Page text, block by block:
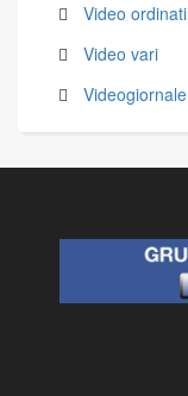
Video
Video vari